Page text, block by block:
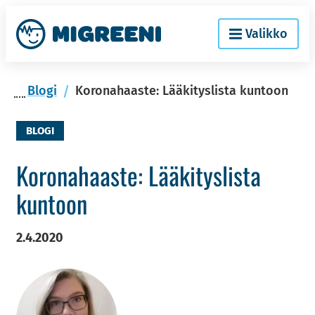
ry
si­
töön
Etusi­
vu
Valikko
Blogi Koronahaaste: Lääkityslista kuntoon
BLOGI
Ko­ro­na­haas­te: Lää­ki­tys­lis­ta
kun­toon
2.4.2020